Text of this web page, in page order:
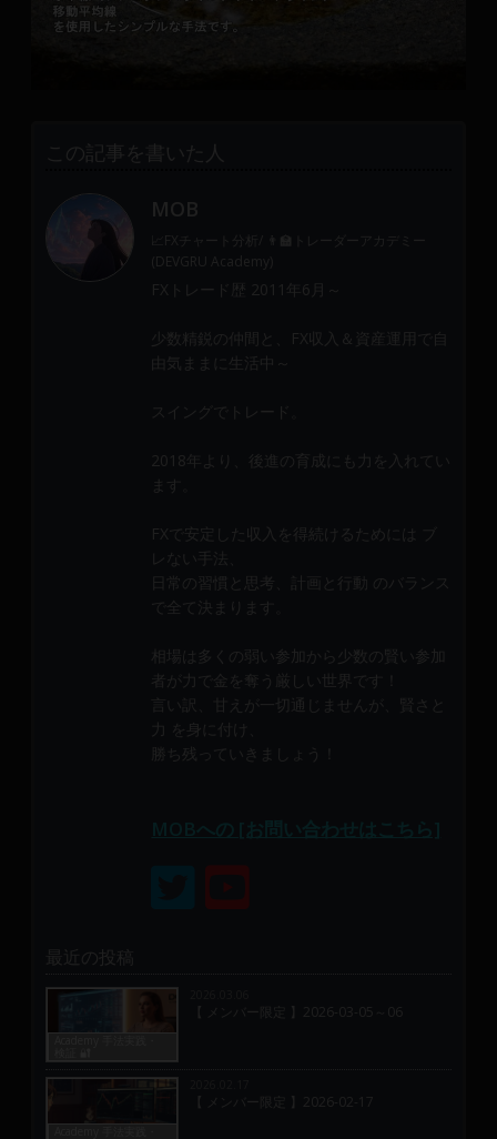
この記事を書いた人
MOB
📈FXチャート分析/ 👨‍🏫トレーダーアカデミー
(DEVGRU Academy)
FXトレード歴 2011年6月～
少数精鋭の仲間と、FX収入＆資産運用で自
由気ままに生活中～
スイングでトレード。
2018年より、後進の育成にも力を入れてい
ます。
FXで安定した収入を得続けるためには ブ
レない手法、
日常の習慣と思考、計画と行動 のバランス
で全て決まります。
相場は多くの弱い参加から少数の賢い参加
者が力で金を奪う厳しい世界です！
言い訳、甘えが一切通じませんが、賢さと
力 を身に付け、
勝ち残っていきましょう！
最近の投稿
【 メンバー限定 】2026-03-05～06
【 メンバー限定 】2026-02-17